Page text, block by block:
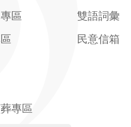
區
專區
雙語詞彙
民意信箱